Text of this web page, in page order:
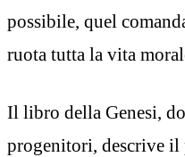
possibile, quel
ruota tutta la vita
Il libro della Genesi,
progenitori, descrive il